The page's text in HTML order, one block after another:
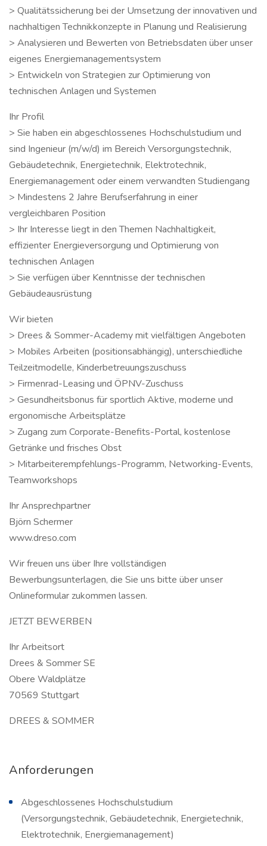
> Qualitätssicherung bei der Umsetzung der innovativen und
nachhaltigen Technikkonzepte in Planung und Realisierung
> Analysieren und Bewerten von Betriebsdaten über unser
eigenes Energiemanagementsystem
> Entwickeln von Strategien zur Optimierung von
technischen Anlagen und Systemen
Ihr Profil
> Sie haben ein abgeschlossenes Hochschulstudium und
sind Ingenieur (m/w/d) im Bereich Versorgungstechnik,
Gebäudetechnik, Energietechnik, Elektrotechnik,
Energiemanagement oder einem verwandten Studiengang
> Mindestens 2 Jahre Berufserfahrung in einer
vergleichbaren Position
> Ihr Interesse liegt in den Themen Nachhaltigkeit,
effizienter Energieversorgung und Optimierung von
technischen Anlagen
> Sie verfügen über Kenntnisse der technischen
Gebäudeausrüstung
Wir bieten
> Drees & Sommer-Academy mit vielfältigen Angeboten
> Mobiles Arbeiten (positionsabhängig), unterschiedliche
Teilzeitmodelle, Kinderbetreuungszuschuss
> Firmenrad-Leasing und ÖPNV-Zuschuss
> Gesundheitsbonus für sportlich Aktive, moderne und
ergonomische Arbeitsplätze
> Zugang zum Corporate-Benefits-Portal, kostenlose
Getränke und frisches Obst
> Mitarbeiterempfehlungs-Programm, Networking-Events,
Teamworkshops
Ihr Ansprechpartner
Björn Schermer
www.dreso.com
Wir freuen uns über Ihre vollständigen
Bewerbungsunterlagen, die Sie uns bitte über unser
Onlineformular zukommen lassen.
JETZT BEWERBEN
Ihr Arbeitsort
Drees & Sommer SE
Obere Waldplätze
70569 Stuttgart
DREES & SOMMER
Anforderungen
Abgeschlossenes Hochschulstudium
(Versorgungstechnik, Gebäudetechnik, Energietechnik,
Elektrotechnik, Energiemanagement)